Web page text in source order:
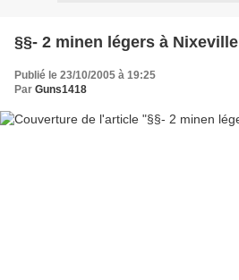
§§- 2 minen légers à Nixeville
Publié le 23/10/2005 à 19:25
Par Guns1418